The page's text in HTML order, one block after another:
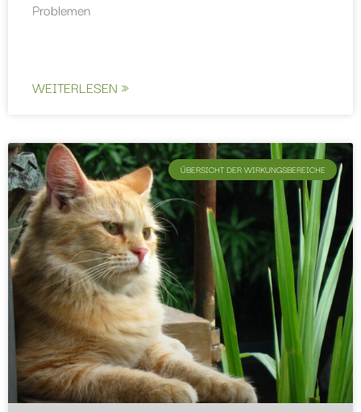
Problemen
WEITERLESEN »
ÜBERSICHT DER WIRKUNGSBEREICHE